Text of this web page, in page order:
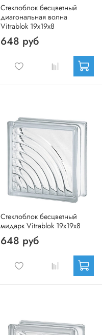
Стеклоблок бесцветный
диагональная волна
Vitrablok 19х19х8
648 руб
Стеклоблок бесцветный
мидарк Vitrablok 19х19х8
648 руб